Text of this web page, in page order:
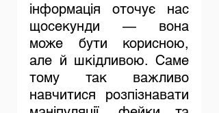
інформація оточує нас
щосекунди — вона
може бути корисною,
але й шкідливою. Саме
тому так важливо
навчитися розпізнавати